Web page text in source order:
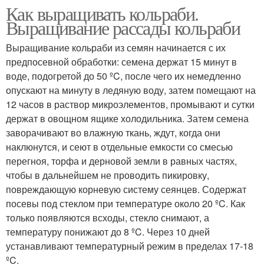
Как выращивать кольраби.
Выращивание рассады кольраби
Выращивание кольраби из семян начинается с их
предпосевной обработки: семена держат 15 минут в
воде, подогретой до 50 ºC, после чего их немедленно
опускают на минуту в ледяную воду, затем помещают на
12 часов в раствор микроэлементов, промывают и сутки
держат в овощном ящике холодильника. Затем семена
заворачивают во влажную ткань, ждут, когда они
наклюнутся, и сеют в отдельные емкости со смесью
перегноя, торфа и дерновой земли в равных частях,
чтобы в дальнейшем не проводить пикировку,
повреждающую корневую систему сеянцев. Содержат
посевы под стеклом при температуре около 20 ºC. Как
только появляются всходы, стекло снимают, а
температуру понижают до 8 ºC. Через 10 дней
устанавливают температурный режим в пределах 17-18
ºC.